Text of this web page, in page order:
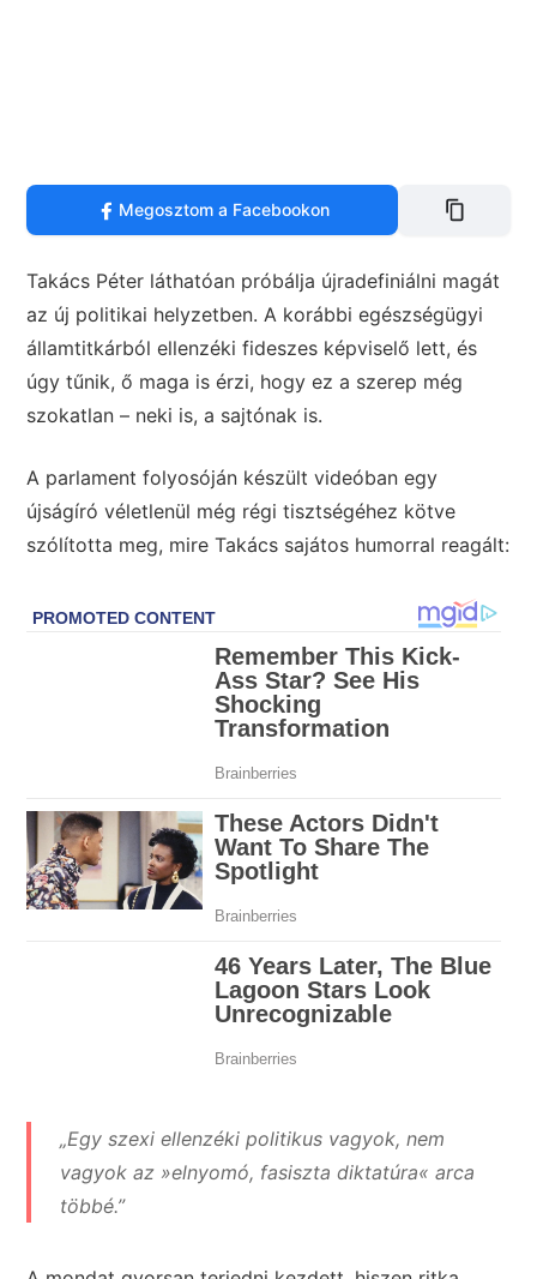
Megosztom a Facebookon
Takács Péter láthatóan próbálja újradefiniálni magát
az új politikai helyzetben. A korábbi egészségügyi
államtitkárból ellenzéki fideszes képviselő lett, és
úgy tűnik, ő maga is érzi, hogy ez a szerep még
szokatlan – neki is, a sajtónak is.
A parlament folyosóján készült videóban egy
újságíró véletlenül még régi tisztségéhez kötve
szólította meg, mire Takács sajátos humorral reagált:
„Egy szexi ellenzéki politikus vagyok, nem
vagyok az »elnyomó, fasiszta diktatúra« arca
többé.”